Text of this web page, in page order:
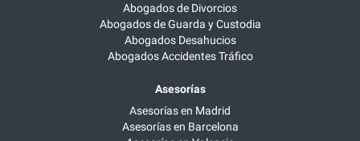
Abogados de Divorcios
Abogados de Guarda y Custodia
Abogados Desahucios
Abogados Accidentes Tráfico
Asesorías
Asesorías en Madrid
Asesorías en Barcelona